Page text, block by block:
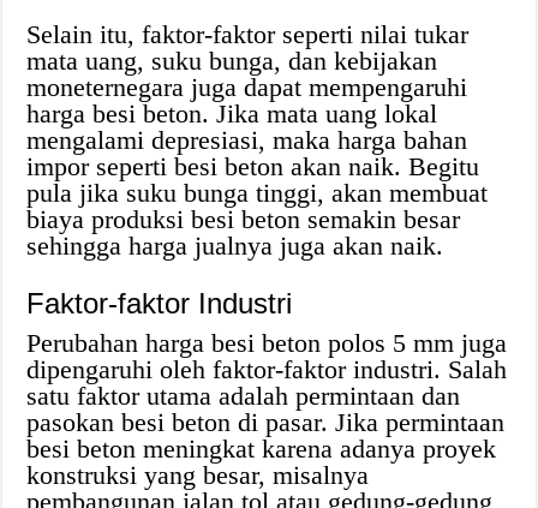
Selain itu, faktor-faktor seperti nilai tukar
mata uang, suku bunga, dan kebijakan
moneternegara juga dapat mempengaruhi
harga besi beton. Jika mata uang lokal
mengalami depresiasi, maka harga bahan
impor seperti besi beton akan naik. Begitu
pula jika suku bunga tinggi, akan membuat
biaya produksi besi beton semakin besar
sehingga harga jualnya juga akan naik.
Faktor-faktor Industri
Perubahan harga besi beton polos 5 mm juga
dipengaruhi oleh faktor-faktor industri. Salah
satu faktor utama adalah permintaan dan
pasokan besi beton di pasar. Jika permintaan
besi beton meningkat karena adanya proyek
konstruksi yang besar, misalnya
pembangunan jalan tol atau gedung-gedung